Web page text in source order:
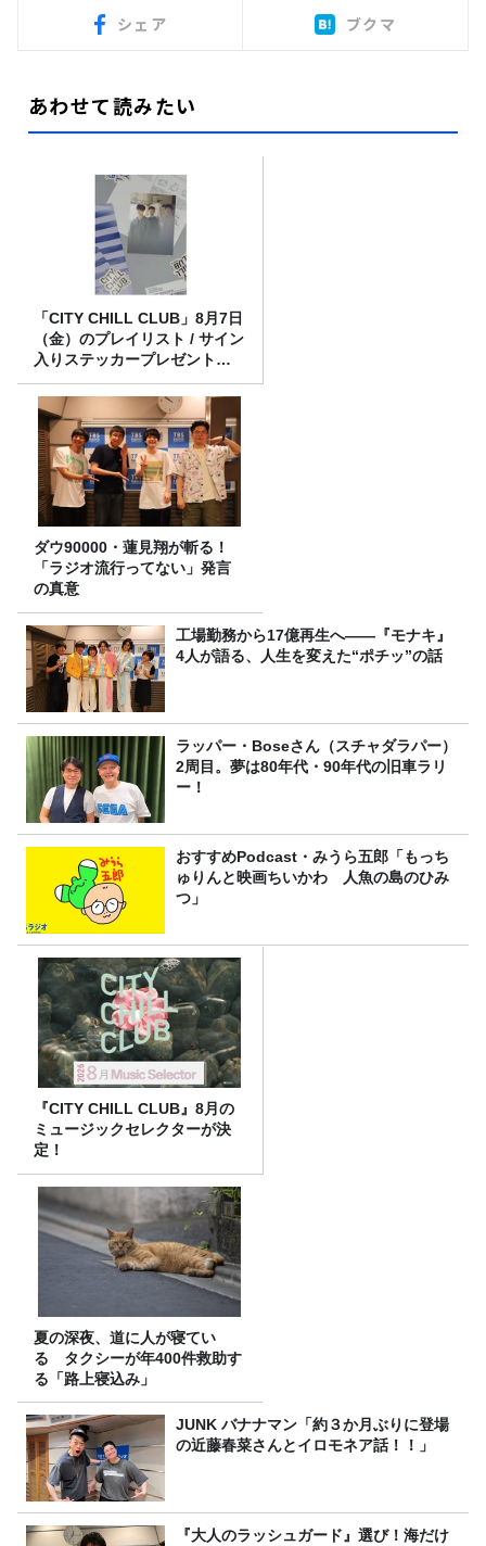
シェア ブクマ
あわせて読みたい
「CITY CHILL CLUB」8月7日
（金）のプレイリスト / サイン
入りステッカープレゼント有
り
ダウ90000・蓮見翔が斬る！
「ラジオ流行ってない」発言
の真意
工場勤務から17億再生へ——『モナキ』
4人が語る、人生を変えた“ポチッ”の話
ラッパー・Boseさん（スチャダラパー）
2周目。夢は80年代・90年代の旧車ラリ
ー！
おすすめPodcast・みうら五郎「もっち
ゅりんと映画ちいかわ 人魚の島のひみ
つ」
『CITY CHILL CLUB』8月の
ミュージックセレクターが決
定！
夏の深夜、道に人が寝てい
る タクシーが年400件救助す
る「路上寝込み」
JUNK バナナマン「約３か月ぶりに登場
の近藤春菜さんとイロモネア話！！」
『大人のラッシュガード』選び！海だけ